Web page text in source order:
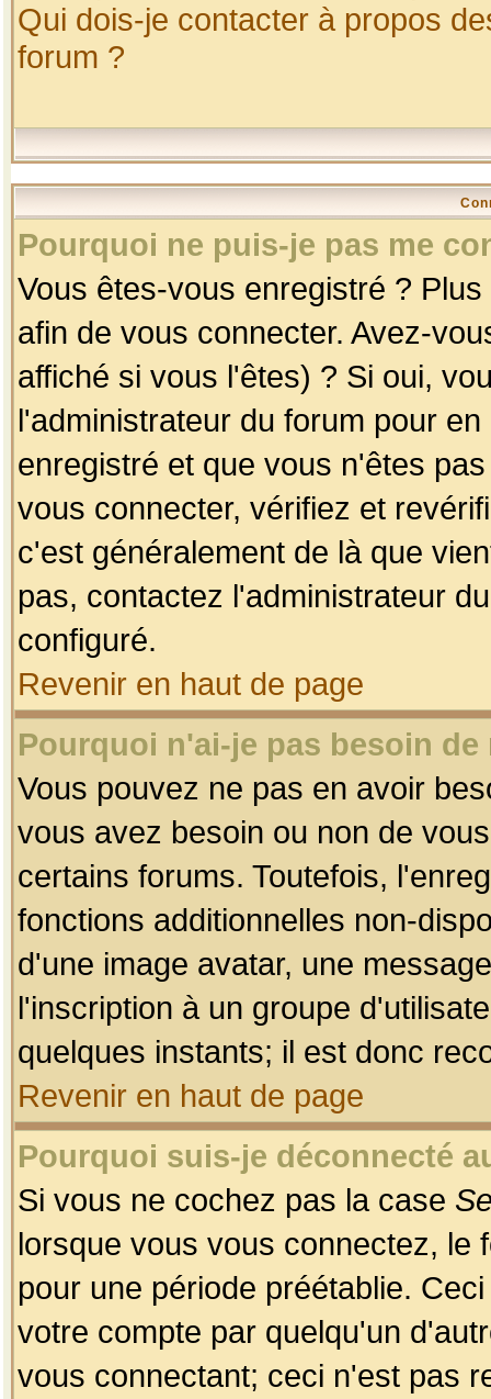
Qui dois-je contacter à propos
forum ?
Pourquoi ne puis-je pas me
Vous êtes-vous enregistré ?
afin de vous connecter. Avez-
affiché si vous l'êtes) ? Si oui,
l'administrateur du forum pour
enregistré et que vous n'êtes
vous connecter, vérifiez et
c'est généralement de là que
pas, contactez l'administrateur
configuré.
Revenir en haut de page
Pourquoi n'ai-je pas besoin
Vous pouvez ne pas en avoir
vous avez besoin ou non de
certains forums. Toutefois,
fonctions additionnelles non-
d'une image avatar, une
l'inscription à un groupe
quelques instants; il est donc
Revenir en haut de page
Pourquoi suis-je déconnecté
Si vous ne cochez pas la case
lorsque vous vous connectez, le
pour une période préétablie.
votre compte par quelqu'un
vous connectant; ceci n'est pas